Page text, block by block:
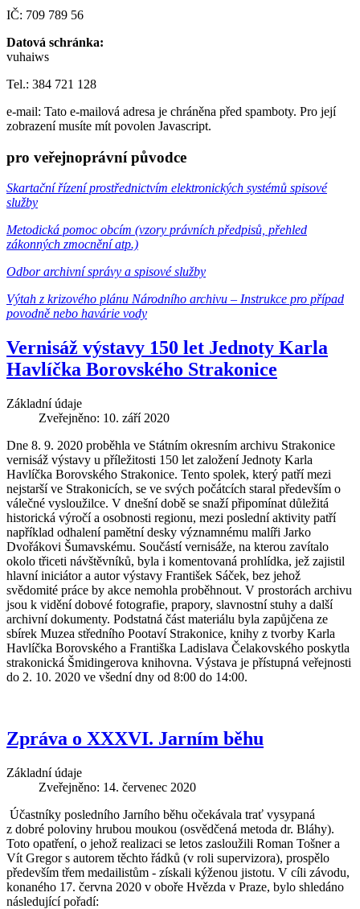
IČ: 709 789 56
Datová schránka:
vuhaiws
Tel.: 384 721 128
e-mail: Tato e-mailová adresa je chráněna před spamboty. Pro její
zobrazení musíte mít povolen Javascript.
pro veřejnoprávní původce
Skartační řízení prostřednictvím elektronických systémů spisové
služby
Metodická pomoc obcím (vzory právních předpisů, přehled
zákonných zmocnění atp.)
Odbor archivní správy a spisové služby
Výtah z krizového plánu Národního archivu – Instrukce pro případ
povodně nebo havárie vody
Vernisáž výstavy 150 let Jednoty Karla
Havlíčka Borovského Strakonice
Základní údaje
Zveřejněno: 10. září 2020
Dne 8. 9. 2020 proběhla ve Státním okresním archivu Strakonice
vernisáž výstavy u příležitosti 150 let založení Jednoty Karla
Havlíčka Borovského Strakonice. Tento spolek, který patří mezi
nejstarší ve Strakonicích, se ve svých počátcích staral především o
válečné vysloužilce. V dnešní době se snaží připomínat důležitá
historická výročí a osobnosti regionu, mezi poslední aktivity patří
například odhalení pamětní desky významnému malíři Jarko
Dvořákovi Šumavskému. Součástí vernisáže, na kterou zavítalo
okolo třiceti návštěvníků, byla i komentovaná prohlídka, jež zajistil
hlavní iniciátor a autor výstavy František Sáček, bez jehož
svědomité práce by akce nemohla proběhnout. V prostorách archivu
jsou k vidění dobové fotografie, prapory, slavnostní stuhy a další
archivní dokumenty. Podstatná část materiálu byla zapůjčena ze
sbírek Muzea středního Pootaví Strakonice, knihy z tvorby Karla
Havlíčka Borovského a Františka Ladislava Čelakovského poskytla
strakonická Šmidingerova knihovna. Výstava je přístupná veřejnosti
do 2. 10. 2020 ve všední dny od 8:00 do 14:00.
Zpráva o XXXVI. Jarním běhu
Základní údaje
Zveřejněno: 14. červenec 2020
Účastníky posledního Jarního běhu očekávala trať vysypaná
z dobré poloviny hrubou moukou (osvědčená metoda dr. Bláhy).
Toto opatření, o jehož realizaci se letos zasloužili Roman Tošner a
Vít Gregor s autorem těchto řádků (v roli supervizora), prospělo
především třem medailistům - získali kýženou jistotu. V cíli závodu,
konaného 17. června 2020 v oboře Hvězda v Praze, bylo shledáno
následující pořadí: